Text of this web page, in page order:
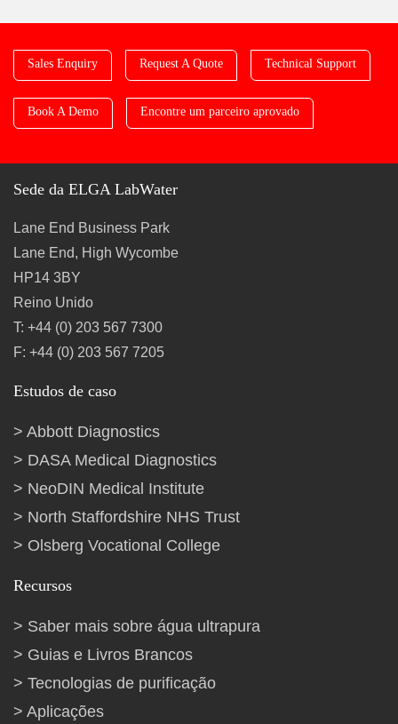
Sales Enquiry Request A Quote Technical Support
Book A Demo Encontre um parceiro aprovado
Sede da ELGA LabWater
Lane End Business Park
Lane End, High Wycombe
HP14 3BY
Reino Unido
T: +44 (0) 203 567 7300
F: +44 (0) 203 567 7205
Estudos de caso
Abbott Diagnostics
DASA Medical Diagnostics
NeoDIN Medical Institute
North Staffordshire NHS Trust
Olsberg Vocational College
Recursos
Saber mais sobre água ultrapura
Guias e Livros Brancos
Tecnologias de purificação
Aplicações